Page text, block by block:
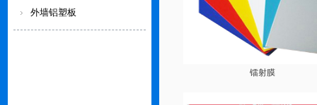
外墙铝塑板
镭射膜